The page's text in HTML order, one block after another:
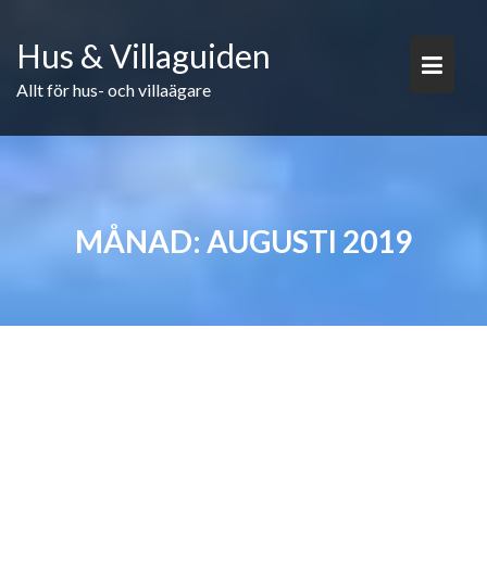
content
Hus & Villaguiden
Allt för hus- och villaägare
MÅNAD: AUGUSTI 2019